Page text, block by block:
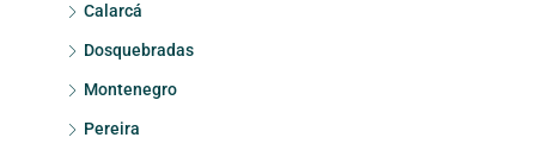
Calarcá
Dosquebradas
Montenegro
Pereira